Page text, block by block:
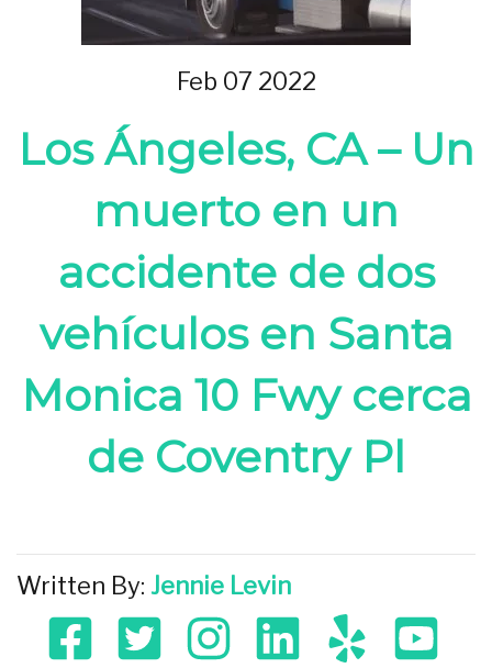
Feb 07 2022
Los Ángeles, CA – Un
muerto en un
accidente de dos
vehículos en Santa
Monica 10 Fwy cerca
de Coventry Pl
Written By: Jennie Levin